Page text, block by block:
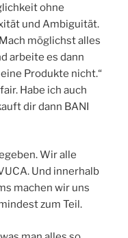
ohne
und Ambiguität.
möglichst alles
arbeite es dann
Produkte nicht.“
Habe ich auch
dir dann BANI
Wir alle
Und innerhalb
machen wir uns
zum Teil.